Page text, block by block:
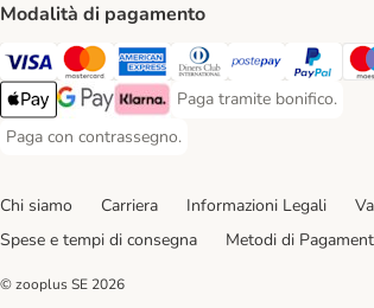
Modalità di pagamento
Paga con Visa. Payment Method
Paga con Mastercard. Payment Method
Paga con American Express.
Paga con Diners Club.
Paga conPaga con
Apple Pay Payment Method
Google Pay Payment Method
Klarna Payment Method
Paga tramite bonifico.
Paga tramite bonifico.
Paga con contrassegno.
Paga con contrassegno. Payment Method
Chi siamo Carriera Informazioni Legali
Spese e tempi di consegna
Metodi di
© zooplus SE 2026